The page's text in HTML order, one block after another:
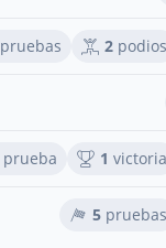
pruebas 2 podios
prueba 1 victoria
5 pruebas